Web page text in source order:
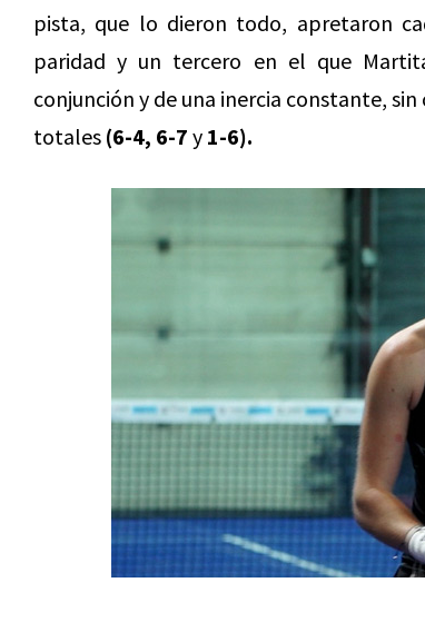
pista, que lo dieron todo, apretaron
paridad y un tercero en el que
conjunción y de una inercia constante,
totales (6-4, 6-7 y 1-6).